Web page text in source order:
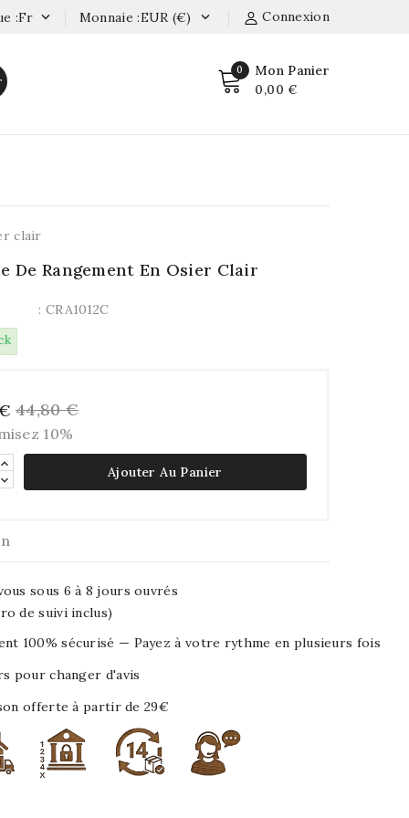
Connexion
Monnaie :EUR (€) 
:fr 
0 Mon Panier
0,00 €
clair
De Rangement En Osier Clair
: CRA1012C
44,80 €
10%
Ajouter Au Panier
sous 6 à 8 jours ouvrés
de suivi inclus)
100% sécurisé — Payez à votre rythme en plusieurs fois
pour changer d'avis
offerte à partir de 29€